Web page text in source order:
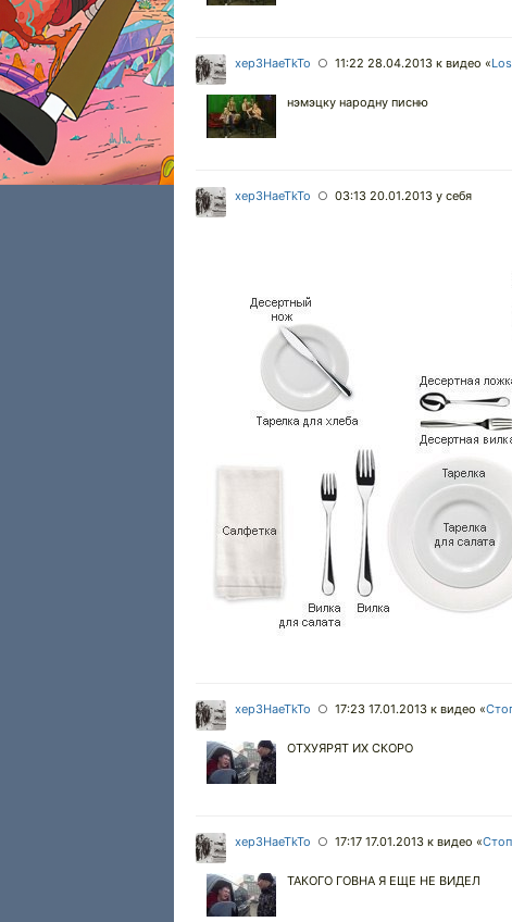
xep3HaeTkTo ○ 11:22 28.04.2013 к видео «
нэмэцку народну писню
xep3HaeTkTo ○ 03:13 20.01.2013 у себя
xep3HaeTkTo ○ 17:23 17.01.2013 к видео «
ОТХУЯРЯТ ИХ СКОРО
xep3HaeTkTo ○ 17:17 17.01.2013 к видео «
ТАКОГО ГОВНА Я ЕЩЕ НЕ ВИДЕЛ